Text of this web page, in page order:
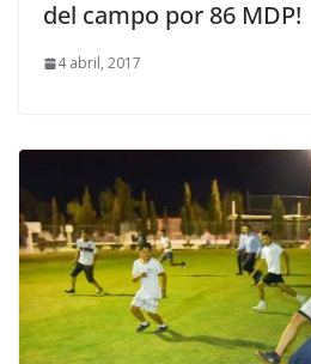
del campo por 86 MDP!
4 abril, 2017